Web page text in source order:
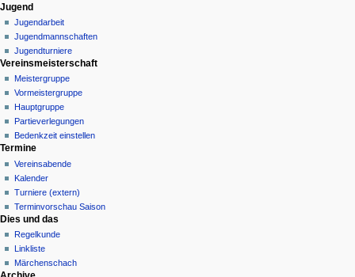
Jugend
Jugendarbeit
Jugendmannschaften
Jugendturniere
Vereinsmeisterschaft
Meistergruppe
Vormeistergruppe
Hauptgruppe
Partieverlegungen
Bedenkzeit einstellen
Termine
Vereinsabende
Kalender
Turniere (extern)
Terminvorschau Saison
Dies und das
Regelkunde
Linkliste
Märchenschach